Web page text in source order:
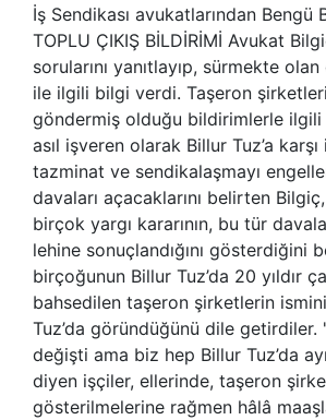
İş Sendikası avukatlarından Bengü
TOPLU ÇIKIŞ BİLDİRİMİ Avukat
sorularını yanıtlayıp, sürmekte
ile ilgili bilgi verdi. Taşeron
göndermiş olduğu bildirimlerle
asıl işveren olarak Billur Tuz’a karşı
tazminat ve sendikalaşmayı
davaları açacaklarını belirten
birçok yargı kararının, bu tür
lehine sonuçlandığını gösterdiğini
birçoğunun Billur Tuz’da 20 yıldır
bahsedilen taşeron şirketlerin
Tuz’da göründüğünü dile
değişti ama biz hep Billur Tuz’da
diyen işçiler, ellerinde, taşeron
gösterilmelerine rağmen hâlâ